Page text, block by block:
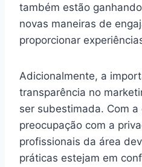
também estão
novas maneiras de
proporcionar
Adicionalmente, a
transparência no
ser subestimada. Com a
preocupação com a
profissionais da área
práticas estejam em